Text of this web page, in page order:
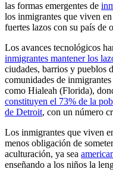
las formas emergentes de
los inmigrantes que viven
fuertes lazos con su país de
Los avances tecnológicos
inmigrantes mantener los
ciudades, barrios y pueblos
comunidades de inmigrantes
como Hialeah (Florida),
constituyen el 73% de la
de Detroit, con un número
Los inmigrantes que viven
menos obligación de
aculturación, ya sea
enseñando a los niños la